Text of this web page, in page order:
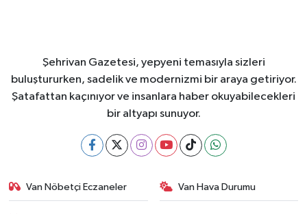
Şehrivan Gazetesi, yepyeni temasıyla sizleri
buluştururken, sadelik ve modernizmi bir araya getiriyor.
Şatafattan kaçınıyor ve insanlara haber okuyabilecekleri
bir altyapı sunuyor.
Van Nöbetçi Eczaneler Van Hava Durumu